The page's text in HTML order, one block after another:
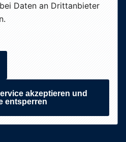
Daten an Drittanbieter
akzeptieren und
entsperren